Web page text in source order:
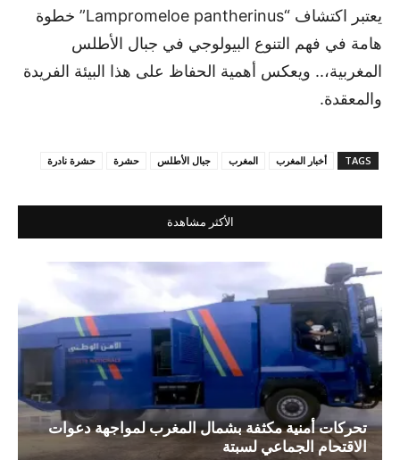
يعتبر اكتشاف “Lampromeloe pantherinus” خطوة
هامة في فهم التنوع البيولوجي في جبال الأطلس
المغربية،.. ويعكس أهمية الحفاظ على هذا البيئة الفريدة
والمعقدة.
TAGS أخبار المغرب المغرب جبال الأطلس حشرة حشرة نادرة
الأكثر مشاهدة
تحركات أمنية مكثفة بشمال المغرب لمواجهة دعوات
الاقتحام الجماعي لسبتة